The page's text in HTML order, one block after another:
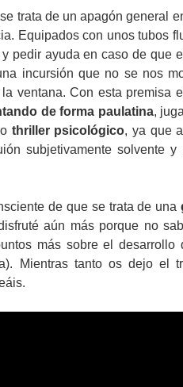
trata de un apagón general
Equipados con unos tubos
pedir ayuda en caso de que
incursión que no se nos
ventana. Con esta premisa
de forma paulatina,
thriller psicológico, ya que
subjetivamente solvente y
de que se trata de una
aún más porque no
más sobre el desarrollo
Mientras tanto os dejo el